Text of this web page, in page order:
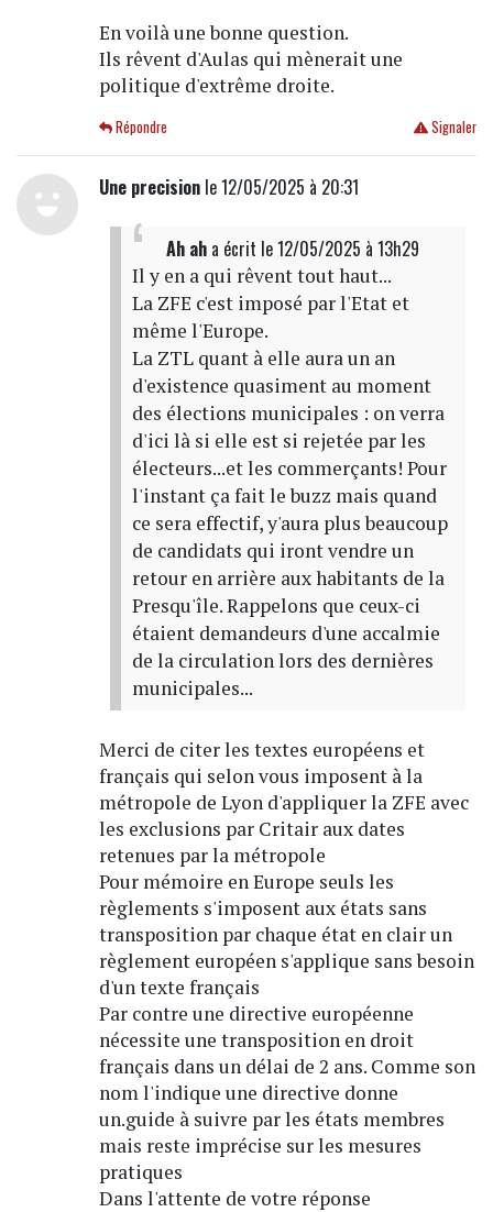
En voilà une bonne question.
Ils rêvent d'Aulas qui mènerait une
politique d'extrême droite.
Signaler
Répondre
Une precisionle 12/05/2025 à 20:31
Ah aha écrit le 12/05/2025 à 13h29
Il y en a qui rêvent tout haut...
La ZFE c'est imposé par l'Etat et
même l'Europe.
La ZTL quant à elle aura un an
d'existence quasiment au moment
des élections municipales : on verra
d'ici là si elle est si rejetée par les
électeurs...et les commerçants! Pour
l'instant ça fait le buzz mais quand
ce sera effectif, y'aura plus beaucoup
de candidats qui iront vendre un
retour en arrière aux habitants de la
Presqu'île. Rappelons que ceux-ci
étaient demandeurs d'une accalmie
de la circulation lors des dernières
municipales...
Merci de citer les textes européens et
français qui selon vous imposent à la
métropole de Lyon d'appliquer la ZFE avec
les exclusions par Critair aux dates
retenues par la métropole
Pour mémoire en Europe seuls les
règlements s'imposent aux états sans
transposition par chaque état en clair un
règlement européen s'applique sans besoin
d'un texte français
Par contre une directive européenne
nécessite une transposition en droit
français dans un délai de 2 ans. Comme son
nom l'indique une directive donne
un.guide à suivre par les états membres
mais reste imprécise sur les mesures
pratiques
Dans l'attente de votre réponse